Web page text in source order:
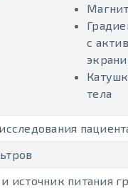
с
тела
и источник питания